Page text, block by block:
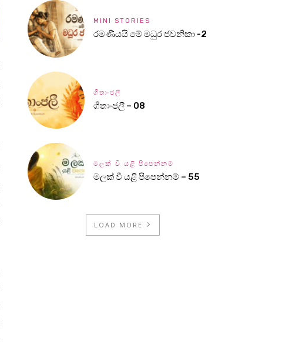
MINI STORIES
රමණීයයි මේ මධුර ජවනිකා -2
ගීතාංජලී
ගීතාංජලී – 08
මලක් වී යළි පිපෙන්නම්
මලක් වී යළි පිපෙන්නම් – 55
LOAD MORE